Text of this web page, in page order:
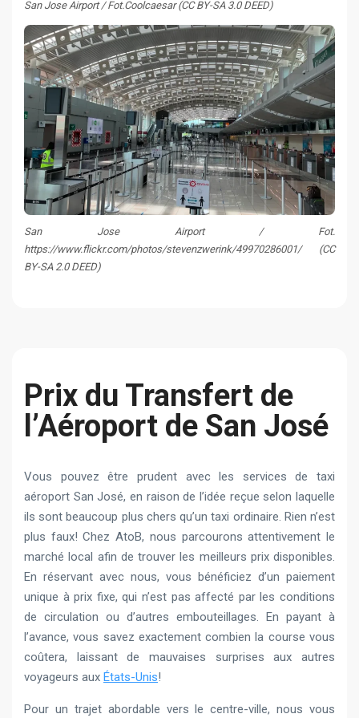
San Jose Airport / Fot.Coolcaesar (CC BY-SA 3.0 DEED)
San Jose Airport / Fot.
https://www.flickr.com/photos/stevenzwerink/49970286001/ (CC
BY-SA 2.0 DEED)
Prix du Transfert de
l’Aéroport de San José
Vous pouvez être prudent avec les services de taxi
aéroport San José, en raison de l’idée reçue selon laquelle
ils sont beaucoup plus chers qu’un taxi ordinaire. Rien n’est
plus faux! Chez AtoB, nous parcourons attentivement le
marché local afin de trouver les meilleurs prix disponibles.
En réservant avec nous, vous bénéficiez d’un paiement
unique à prix fixe, qui n’est pas affecté par les conditions
de circulation ou d’autres embouteillages. En payant à
l’avance, vous savez exactement combien la course vous
coûtera, laissant de mauvaises surprises aux autres
voyageurs aux États-Unis!
Pour un trajet abordable vers le centre-ville, nous vous